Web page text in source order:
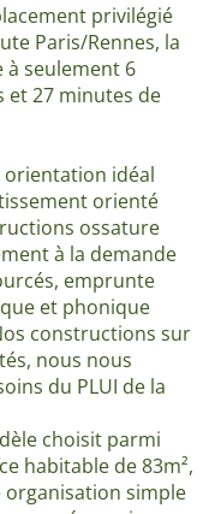
privilégié
Paris/Rennes, la
à seulement 6
et 27 minutes de
idéal
orienté
ossature
à la demande
emprunte
et phonique
constructions sur
nous nous
du PLUI de la
choisit parmi
habitable de 83m²,
organisation simple